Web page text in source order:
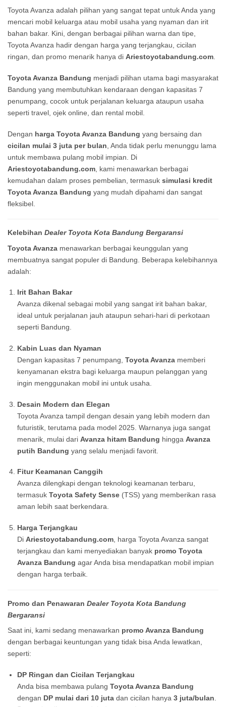
Toyota Avanza adalah pilihan yang sangat tepat untuk Anda yang
mencari mobil keluarga atau mobil usaha yang nyaman dan irit
bahan bakar. Kini, dengan berbagai pilihan warna dan tipe,
Toyota Avanza hadir dengan harga yang terjangkau, cicilan
ringan, dan promo menarik hanya di Ariestoyotabandung.com.
Toyota Avanza Bandung menjadi pilihan utama bagi masyarakat
Bandung yang membutuhkan kendaraan dengan kapasitas 7
penumpang, cocok untuk perjalanan keluarga ataupun usaha
seperti travel, ojek online, dan rental mobil.
Dengan harga Toyota Avanza Bandung yang bersaing dan
cicilan mulai 3 juta per bulan , Anda tidak perlu menunggu lama
untuk membawa pulang mobil impian. Di
Ariestoyotabandung.com , kami menawarkan berbagai
kemudahan dalam proses pembelian, termasuk simulasi kredit
Toyota Avanza Bandung yang mudah dipahami dan sangat
fleksibel.
Kelebihan Dealer Toyota Kota Bandung Bergaransi
Toyota Avanza menawarkan berbagai keunggulan yang
membuatnya sangat populer di Bandung. Beberapa kelebihannya
adalah:
Irit Bahan Bakar
Avanza dikenal sebagai mobil yang sangat irit bahan bakar,
ideal untuk perjalanan jauh ataupun sehari-hari di perkotaan
seperti Bandung.
Kabin Luas dan Nyaman
Dengan kapasitas 7 penumpang, Toyota Avanzamemberi
kenyamanan ekstra bagi keluarga maupun pelanggan yang
ingin menggunakan mobil ini untuk usaha.
Desain Modern dan Elegan
Toyota Avanza tampil dengan desain yang lebih modern dan
futuristik, terutama pada model 2025. Warnanya juga sangat
menarik, mulai dari Avanza hitam Bandung hingga Avanza
putih Bandung yang selalu menjadi favorit.
Fitur Keamanan Canggih
Avanza dilengkapi dengan teknologi keamanan terbaru,
termasuk Toyota Safety Sense(TSS) yang memberikan rasa
aman lebih saat berkendara.
Harga Terjangkau
Di Ariestoyotabandung.com, harga Toyota Avanza sangat
terjangkau dan kami menyediakan banyak promo Toyota
Avanza Bandung agar Anda bisa mendapatkan mobil impian
dengan harga terbaik.
Promo dan Penawaran Dealer Toyota Kota Bandung
Bergaransi
Saat ini, kami sedang menawarkan promo Avanza Bandung
dengan berbagai keuntungan yang tidak bisa Anda lewatkan,
seperti:
DP Ringan dan Cicilan Terjangkau
Anda bisa membawa pulang Toyota Avanza Bandung
dengan DP mulai dari 10 jutadan cicilan hanya 3 juta/bulan